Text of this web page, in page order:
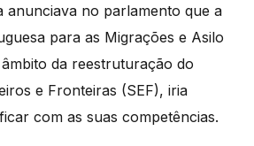
anunciava no parlamento que a
para as Migrações e Asilo
da reestruturação do
e Fronteiras (SEF), iria
com as suas competências.